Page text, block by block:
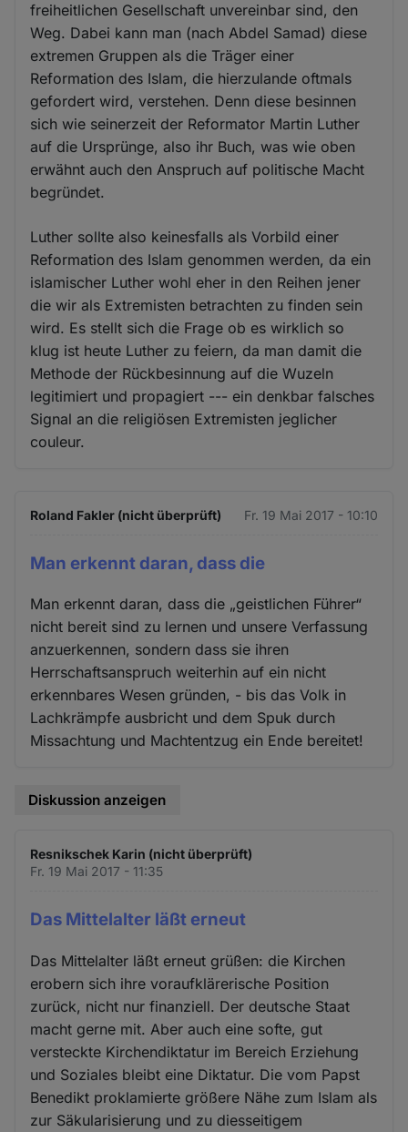
freiheitlichen Gesellschaft unvereinbar sind, den
Weg. Dabei kann man (nach Abdel Samad) diese
extremen Gruppen als die Träger einer
Reformation des Islam, die hierzulande oftmals
gefordert wird, verstehen. Denn diese besinnen
sich wie seinerzeit der Reformator Martin Luther
auf die Ursprünge, also ihr Buch, was wie oben
erwähnt auch den Anspruch auf politische Macht
begründet.
Luther sollte also keinesfalls als Vorbild einer
Reformation des Islam genommen werden, da ein
islamischer Luther wohl eher in den Reihen jener
die wir als Extremisten betrachten zu finden sein
wird. Es stellt sich die Frage ob es wirklich so
klug ist heute Luther zu feiern, da man damit die
Methode der Rückbesinnung auf die Wuzeln
legitimiert und propagiert --- ein denkbar falsches
Signal an die religiösen Extremisten jeglicher
couleur.
Roland Fakler (nicht überprüft) Fr. 19 Mai 2017 - 10:10
Man erkennt daran, dass die
Man erkennt daran, dass die „geistlichen Führer“
nicht bereit sind zu lernen und unsere Verfassung
anzuerkennen, sondern dass sie ihren
Herrschaftsanspruch weiterhin auf ein nicht
erkennbares Wesen gründen, - bis das Volk in
Lachkrämpfe ausbricht und dem Spuk durch
Missachtung und Machtentzug ein Ende bereitet!
Diskussion anzeigen
Resnikschek Karin (nicht überprüft)
Fr. 19 Mai 2017 - 11:35
Das Mittelalter läßt erneut
Das Mittelalter läßt erneut grüßen: die Kirchen
erobern sich ihre voraufklärerische Position
zurück, nicht nur finanziell. Der deutsche Staat
macht gerne mit. Aber auch eine softe, gut
versteckte Kirchendiktatur im Bereich Erziehung
und Soziales bleibt eine Diktatur. Die vom Papst
Benedikt proklamierte größere Nähe zum Islam als
zur Säkularisierung und zu diesseitigem